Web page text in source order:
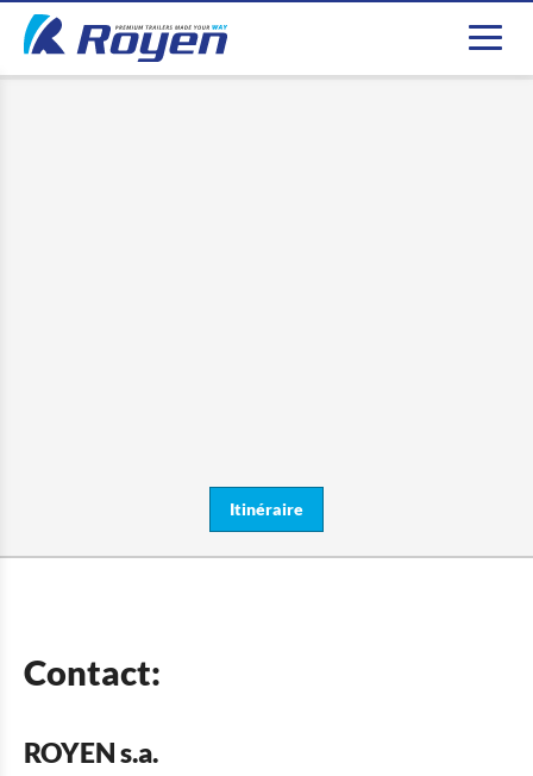
Itinéraire
Contact:
ROYEN s.a.